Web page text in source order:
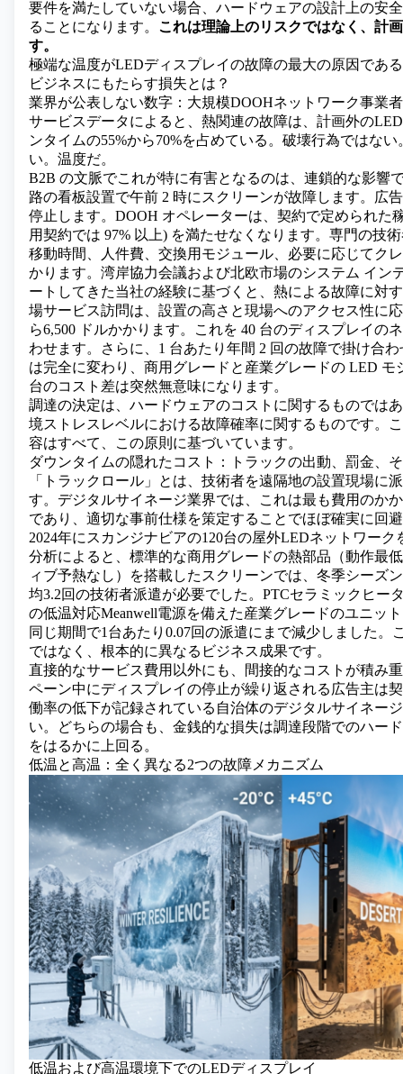
要件を満たしていない場合、ハードウェアの設計上の安
ることになります。 これは理論上のリスクではなく、計
す。
極端な温度がLEDディスプレイの故障の最大の原因であ
ビジネスにもたらす損失とは？
業界が公表しない数字：大規模DOOHネットワーク事業
サービスデータによると、熱関連の故障は、計画外の
ンタイムの55%から70%を占めている。破壊行為ではな
い。温度だ。
B2B の文脈でこれが特に有害となるのは、連鎖的な影響
路の看板設置で午前 2 時にスクリーンが故障します。広
停止します。DOOH オペレーターは、契約で定められた
用契約では 97% 以上) を満たせなくなります。専門の技
移動時間、人件費、交換用モジュール、必要に応じてク
かります。湾岸協力会議および北欧市場のシステム イン
ートしてきた当社の経験に基づくと、熱による故障に対
場サービス訪問は、設置の高さと現場へのアクセス性に
ら6,500 ドルかかります。これを 40 台のディスプレイの
わせます。さらに、1 台あたり年間 2 回の故障で掛け合
は完全に変わり、商用グレードと産業グレードの LED モ
台のコスト差は突然無意味になります。
調達の決定は、ハードウェアのコストに関するものでは
境ストレスレベルにおける故障確率に関するものです。
容はすべて、この原則に基づいています。
ダウンタイムの隠れたコスト：トラックの出動、罰金、
「トラックロール」とは、技術者を遠隔地の設置現場に
す。デジタルサイネージ業界では、これは最も費用のか
であり、適切な事前仕様を策定することでほぼ確実に回
2024年にスカンジナビアの120台の屋外LEDネットワーク
分析によると、標準的な商用グレードの熱部品（動作最
ィブ予熱なし）を搭載したスクリーンでは、冬季シーズ
均3.2回の技術者派遣が必要でした。PTCセラミックヒー
の低温対応Meanwell電源を備えた産業グレードのユニッ
同じ期間で1台あたり0.07回の派遣にまで減少しました。
ではなく、根本的に異なるビジネス成果です。
直接的なサービス費用以外にも、間接的なコストが積み
ペーン中にディスプレイの停止が繰り返される広告主は
働率の低下が記録されている自治体のデジタルサイネー
い。どちらの場合も、金銭的な損失は調達段階でのハー
をはるかに上回る。
低温と高温：全く異なる2つの故障メカニズム
低温および高温環境下でのLEDディスプレイ